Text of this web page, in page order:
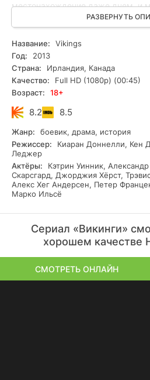
местонахождение даже днем, и
далекую Британию, где
быстро. Герой уговаривает
построить ему драккар,
собирает малую дружину из
Ролло. Умелый воин и пылкая
рвется в бой, но на этот раз ей
детьми. Поход оказывается
монастыре бойцы добывают
всласть поубивав тихих
встретив сопротивления. По
вождь весьма недоволен
наказание отбирает всю добычу,
по одному предмету, и Лодброк
монаха Ательстана, много
Поскольку ярл видит в молодом
конкурента, он отправляет
вместе с семьей. Чудом уцелев,
Каттегатом.
РАЗВЕРНУТЬ
Название:
Vikings
Год:
2013
Страна:
Ирландия, Канада
Качество:
Full HD (1080p) (00:45)
Возраст:
18+
8.2 8.5
Жанр:
боевик, драма, история
Режиссер:
Киаран Доннелли, Кен
Леджер
Актёры:
Кэтрин Уинник,
Скарсгард, Джорджия Хёрст,
Алекс Хег Андерсен, Петер
Марко Ильсё
Сериал «Викинги»
хорошем качестве
СМОТРЕТЬ ОНЛАЙН